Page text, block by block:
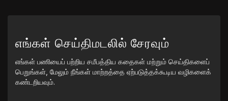
எங்கள் செய்திமடலில் சேரவும்
எங்கள் பணியைப் பற்றிய சமீபத்திய கதைகள் மற்றும் செய்திகளைப்
பெறுங்கள், மேலும் நீங்கள் மாற்றத்தை ஏற்படுத்தக்கூடிய வழிகளைக்
கண்டறியவும்.